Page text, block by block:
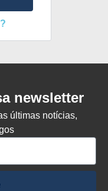
newsletter
últimas notícias,